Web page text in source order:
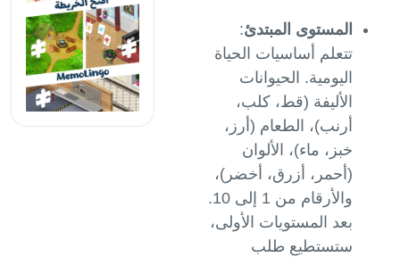
المستوى المبتدئ:
تتعلم أساسيات الحياة
اليومية. الحيوانات
الأليفة (قط، كلب،
أرنب)، الطعام (أرز،
خبز، ماء)، الألوان
(أحمر، أزرق، أخضر)،
والأرقام من 1 إلى 10.
بعد المستويات الأولى،
ستستطيع طلب